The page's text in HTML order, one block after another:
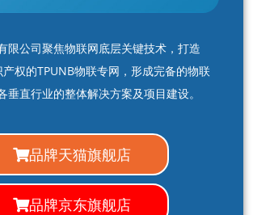
限公司聚焦物联网底层关键技术，打造
权的TPUNB物联专网，形成完备的物联
垂直行业的整体解决方案及项目建设。
品牌天猫旗舰店
品牌京东旗舰店